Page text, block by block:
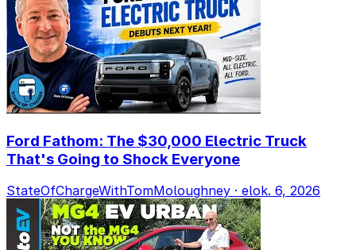
Ford Fathom: The $30,000 Electric Truck
That's Going to Shock Everyone
StateOfChargeWithTomMoloughney · elok. 6, 2026